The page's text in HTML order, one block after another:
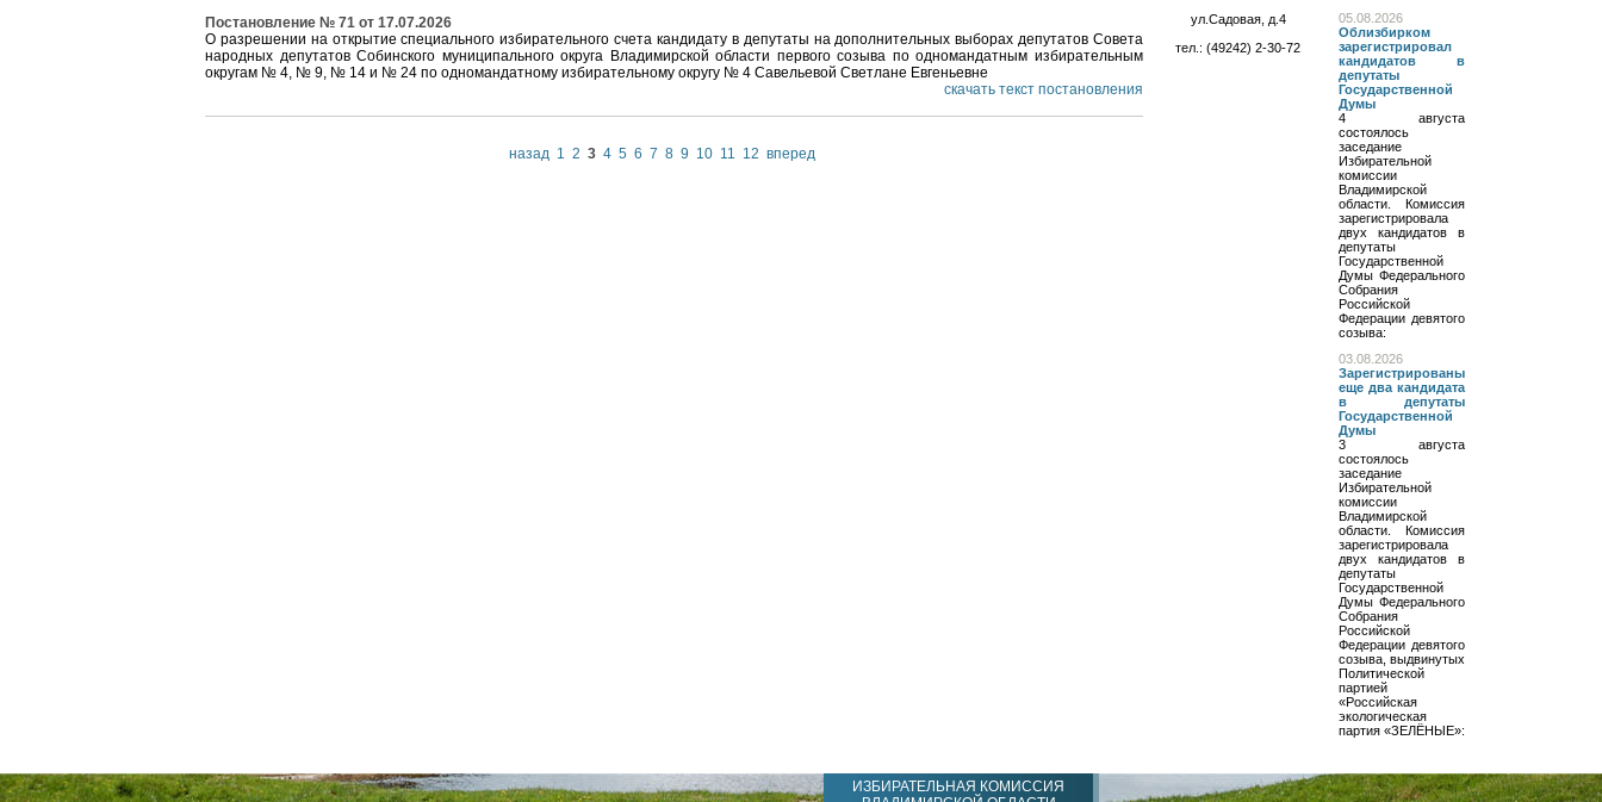
Постановление № 71 от 17.07.2026
О разрешении на открытие специального избирательного счета кандидату в депутаты на дополнительных выборах депутатов Совета
народных депутатов Собинского муниципального округа Владимирской области первого созыва по одномандатным избирательным
округам № 4, № 9, № 14 и № 24 по одномандатному избирательному округу № 4 Савельевой Светлане Евгеньевне
скачать текст постановления
назад 1 2 3 4 5 6 7 8 9 10 11 12 вперед
ул.Садовая, д.4
тел.: (49242) 2-30-72
05.08.2026
Облизбирком
зарегистрировал
кандидатов в
депутаты
Государственной
Думы
4 августа
состоялось
заседание
Избирательной
комиссии
Владимирской
области. Комиссия
зарегистрировала
двух кандидатов в
депутаты
Государственной
Думы Федерального
Собрания
Российской
Федерации девятого
созыва:
03.08.2026
Зарегистрированы
еще два кандидата
в депутаты
Государственной
Думы
3 августа
состоялось
заседание
Избирательной
комиссии
Владимирской
области. Комиссия
зарегистрировала
двух кандидатов в
депутаты
Государственной
Думы Федерального
Собрания
Российской
Федерации девятого
созыва, выдвинутых
Политической
партией
«Российская
экологическая
партия «ЗЕЛЁНЫЕ»:
ИЗБИРАТЕЛЬНАЯ КОМИССИЯ